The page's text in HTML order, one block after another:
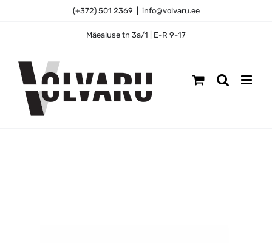
(+372) 501 2369 info@volvaru.ee
Mäealuse tn 3a/1 | E-R 9-17